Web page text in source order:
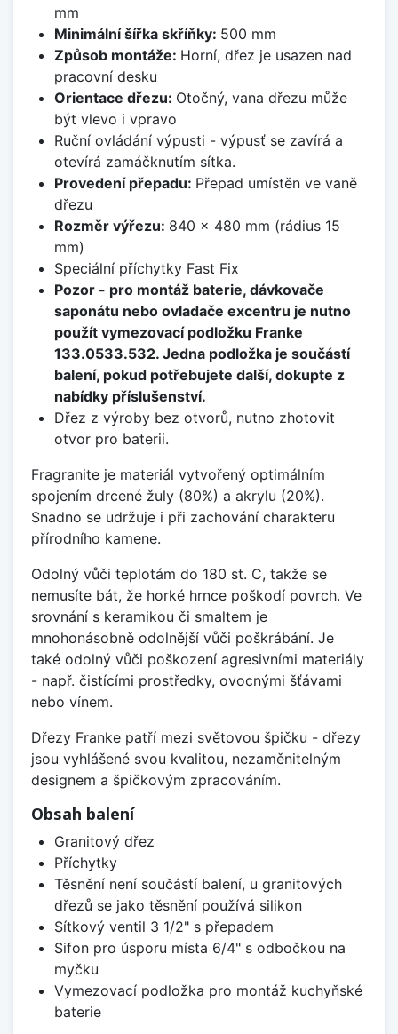
mm
Minimální šířka skříňky: 500 mm
Způsob montáže: Horní, dřez je usazen nad
pracovní desku
Orientace dřezu: Otočný, vana dřezu může
být vlevo i vpravo
Ruční ovládání výpusti - výpusť se zavírá a
otevírá zamáčknutím sítka.
Provedení přepadu: Přepad umístěn ve vaně
dřezu
Rozměr výřezu: 840 x 480 mm (rádius 15
mm)
Speciální příchytky Fast Fix
Pozor - pro montáž baterie, dávkovače
saponátu nebo ovladače excentru je nutno
použít vymezovací podložku Franke
133.0533.532. Jedna podložka je součástí
balení, pokud potřebujete další, dokupte z
nabídky příslušenství.
Dřez z výroby bez otvorů, nutno zhotovit
otvor pro baterii.
Fragranite je materiál vytvořený optimálním
spojením drcené žuly (80%) a akrylu (20%).
Snadno se udržuje i při zachování charakteru
přírodního kamene.
Odolný vůči teplotám do 180 st. C, takže se
nemusíte bát, že horké hrnce poškodí povrch. Ve
srovnání s keramikou či smaltem je
mnohonásobně odolnější vůči poškrábání. Je
také odolný vůči poškození agresivními materiály
- např. čistícími prostředky, ovocnými šťávami
nebo vínem.
Dřezy Franke patří mezi světovou špičku - dřezy
jsou vyhlášené svou kvalitou, nezaměnitelným
designem a špičkovým zpracováním.
Obsah balení
Granitový dřez
Příchytky
Těsnění není součástí balení, u granitových
dřezů se jako těsnění používá silikon
Sítkový ventil 3 1/2" s přepadem
Sifon pro úsporu místa 6/4" s odbočkou na
myčku
Vymezovací podložka pro montáž kuchyňské
baterie